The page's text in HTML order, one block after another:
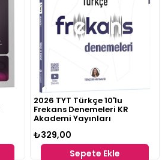
2026 TYT Türkçe 10'lu
Frekans Denemeleri KR
Akademi Yayınları
₺329,00
Sepete Ekle